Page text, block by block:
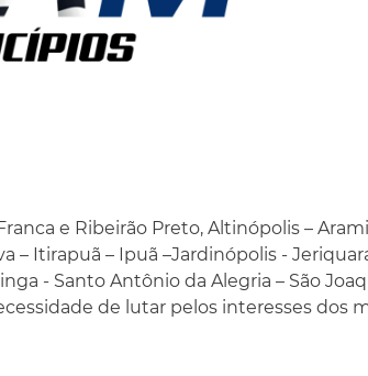
e Ribeirão Preto, Altinópolis –
– Itirapuã – Ipuã –Jardinópolis -
- Santo Antônio da Alegria – São
de lutar pelos interesses dos